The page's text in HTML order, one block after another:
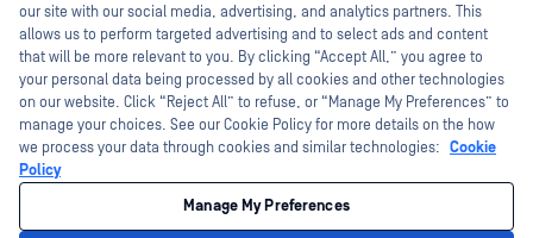
Tanúsítvány
Technológiai partnerek
Channel partner program
©2026 OPSWAT . Minden jog fenntartva. OPSWAT, MetaDefender, Metascan,
MetaAccess, az OPSWAT , Trust no File. Trust No Device., OPSWAT , Protecting the
World's Critical Infrastructure, Deep CDR™ Technology, InQuest, az InQuest logó,
DFI, RetroHunt, Deep File Inspection és Join the Hunt az OPSWAT védjegyei. A
harmadik felek védjegyei a megfelelő tulajdonosok tulajdonát képezik.
Jogi
our site with our social media, advertising, and analytics partners. This
allows us to perform targeted advertising and to select ads and content
that will be more relevant to you. By clicking “Accept All,” you agree to
your personal data being processed by all cookies and other technologies
on our website. Click “Reject All” to refuse, or “Manage My Preferences” to
manage your choices. See our Cookie Policy for more details on the how
we process your data through cookies and similar technologies: Cookie
Policy
Manage My Preferences
today?